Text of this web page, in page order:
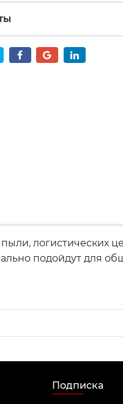
логистических
подойдут для
Подписка